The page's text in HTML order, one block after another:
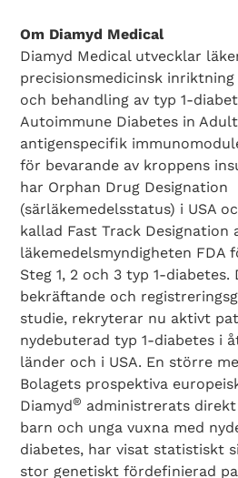
Om Diamyd
Diamyd Medical utvecklar
precisionsmedicinsk
och behandling av typ 1-
Autoimmune Diabetes in
antigenspecifik
för bevarande av kroppens
har Orphan Drug Designation
(särläkemedelsstatus) i USA
kallad Fast Track Designation
läkemedelsmyndigheten FDA
Steg 1, 2 och 3 typ 1-diabetes.
bekräftande och
studie, rekryterar nu aktivt
nydebuterad typ 1-diabetes i
länder och i USA. En större
Bolagets prospektiva
Diamyd® administrerats
barn och unga vuxna med
diabetes, har visat statistiskt
stor genetiskt fördefinierad